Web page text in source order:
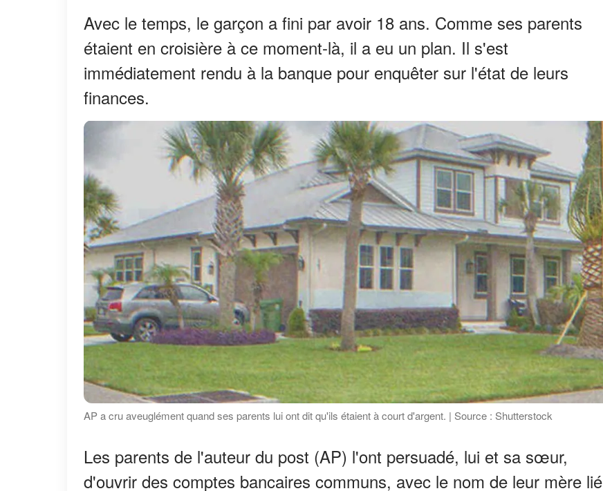
Avec le temps, le garçon a fini par avoir 18 ans. Comme ses parents
étaient en croisière à ce moment-là, il a eu un plan. Il s'est
immédiatement rendu à la banque pour enquêter sur l'état de leurs
finances.
AP a cru aveuglément quand ses parents lui ont dit qu'ils étaient à court d'argent. | Source : Shutterstock
Les parents de l'auteur du post (AP) l'ont persuadé, lui et sa sœur,
d'ouvrir des comptes bancaires communs, avec le nom de leur mère lié